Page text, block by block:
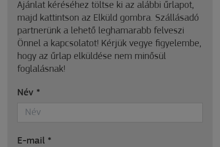
Ajánlat kéréséhez töltse ki az alábbi űrlapot,
majd kattintson az Elküld gombra. Szállásadó
partnerünk a lehető leghamarabb felveszi
Önnel a kapcsolatot! Kérjük vegye figyelembe,
hogy az űrlap elküldése nem minősül
foglalásnak!
Név *
E-mail *